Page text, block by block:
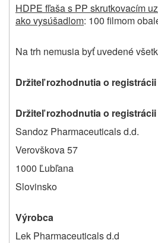
HDPE fľaša s PP skrutkovacím
ako vysúšadlom: 100 filmom
Na trh nemusia byť uvedené
Držiteľ rozhodnutia o
Držiteľ rozhodnutia o registrácii
Sandoz Pharmaceuticals d.d.
Verovškova 57
1000 Ľubľana
Slovinsko
Výrobca
Lek Pharmaceuticals d.d